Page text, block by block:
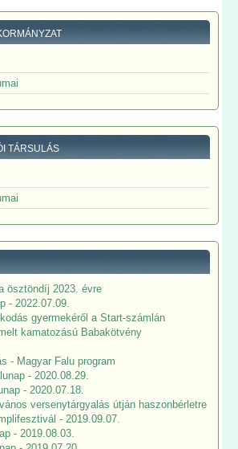
TÁRSULÁS
ösztöndíj 2023. évre
- 2022.07.09.
gyermekéről a Start-számlán
kamatozású Babakötvény
- Magyar Falu program
- 2020.08.29.
- 2020.07.18.
versenytárgyalás útján haszonbérletre
- 2019.09.07.
- 2019.08.03.